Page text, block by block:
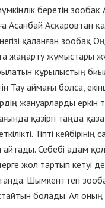
беретін
Асанбай
қаланған зообақ
жаңарту жұмыстары
құрылыстың
Тау аймағы болса,
жануарларды
қазіргі таңда
Тіпті
Себебі адам
жол тартып кетуі
Шымкенттегі
болады. Ал оның